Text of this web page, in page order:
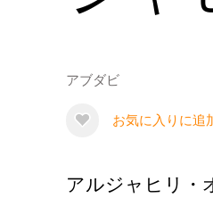
アブダビ
お気に入りに追
アルジャヒリ・